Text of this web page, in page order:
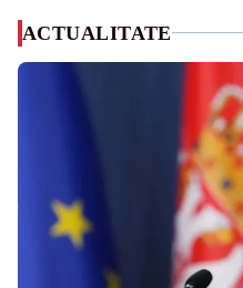
ACTUALITATE